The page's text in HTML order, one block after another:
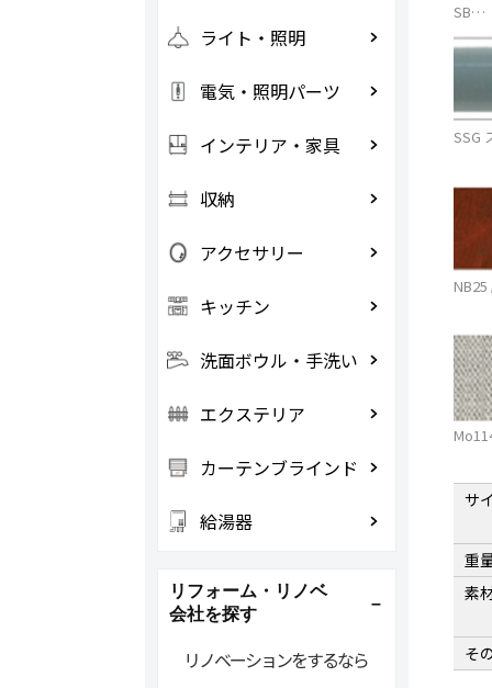
SB…
SSG
サ
重
素
そ
ライト・照明
電気・照明パーツ
インテリア・家具
収納
アクセサリー
キッチン
洗面ボウル・手洗い
エクステリア
カーテンブラインド
給湯器
リフォーム・リノベ
会社を探す
リノベーションをするなら